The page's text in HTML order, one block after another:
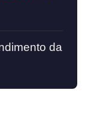
da